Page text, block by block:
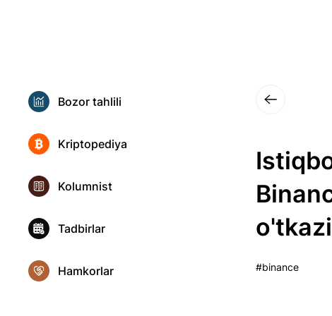
#binance
Kriptopediya
Hamkorlar
Kolumnist
Tadbirlar
Bozor tahlili